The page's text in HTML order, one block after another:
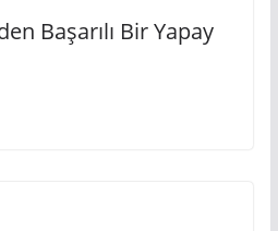
Başarılı Bir Yapay